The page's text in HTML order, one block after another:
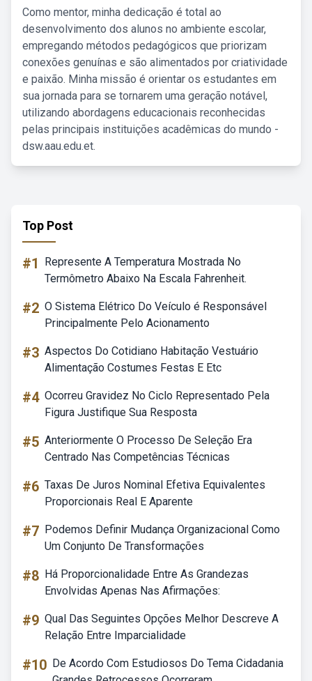
Como mentor, minha dedicação é total ao
desenvolvimento dos alunos no ambiente escolar,
empregando métodos pedagógicos que priorizam
conexões genuínas e são alimentados por criatividade
e paixão. Minha missão é orientar os estudantes em
sua jornada para se tornarem uma geração notável,
utilizando abordagens educacionais reconhecidas
pelas principais instituições acadêmicas do mundo -
dsw.aau.edu.et.
Top Post
#1
Represente A Temperatura Mostrada No
Termômetro Abaixo Na Escala Fahrenheit.
#2 O Sistema Elétrico Do Veículo é Responsável
Principalmente Pelo Acionamento
#3 Aspectos Do Cotidiano Habitação Vestuário
Alimentação Costumes Festas E Etc
#4 Ocorreu Gravidez No Ciclo Representado Pela
Figura Justifique Sua Resposta
#5 Anteriormente O Processo De Seleção Era
Centrado Nas Competências Técnicas
#6 Taxas De Juros Nominal Efetiva Equivalentes
Proporcionais Real E Aparente
#7 Podemos Definir Mudança Organizacional Como
Um Conjunto De Transformações
#8 Há Proporcionalidade Entre As Grandezas
Envolvidas Apenas Nas Afirmações:
#9 Qual Das Seguintes Opções Melhor Descreve A
Relação Entre Imparcialidade
#10 De Acordo Com Estudiosos Do Tema Cidadania